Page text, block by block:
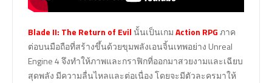
Blade II: The Return of Evilนั้นเป็นเกมAction RPGภาค
ต่อบนมือถือที่สร้างขึ้นด้วยขุมพลังเอนจิ้นเทพอย่าง Unreal
Engine 4 จึงทำให้ภาพและกราฟิกที่ออกมาสวยงามและเฉียบ
สุดพลัง มีความลื่นไหลและต่อเนื่อง โดยจะมีตัวละครมาให้